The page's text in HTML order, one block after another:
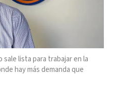
lista para trabajar en la
hay más demanda que